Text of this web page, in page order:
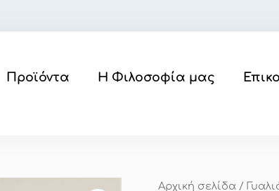
Προϊόντα Η Φιλοσοφία μας
Αρχική σελίδα /